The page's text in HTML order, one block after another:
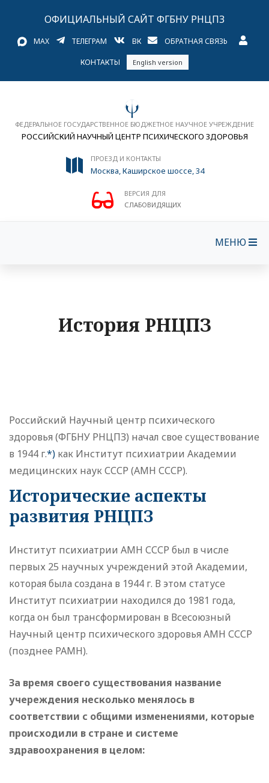
ОФИЦИАЛЬНЫЙ САЙТ ФГБНУ РНЦПЗ
MAX ТЕЛЕГРАМ ВК ОБРАТНАЯ СВЯЗЬ
КОНТАКТЫ English version
ФЕДЕРАЛЬНОЕ ГОСУДАРСТВЕННОЕ БЮДЖЕТНОЕ НАУЧНОЕ УЧРЕЖДЕНИЕ
РОССИЙСКИЙ НАУЧНЫЙ ЦЕНТР ПСИХИЧЕСКОГО ЗДОРОВЬЯ
ПРОЕЗД И КОНТАКТЫ
Москва, Каширское шоссе, 34
ВЕРСИЯ ДЛЯ
СЛАБОВИДЯЩИХ
МЕНЮ
История РНЦПЗ
Российский Научный центр психического
здоровья (ФГБНУ РНЦПЗ) начал свое существование
в 1944 г.*) как Институт психиатрии Академии
медицинских наук СССР (АМН СССР).
Исторические аспекты
развития РНЦПЗ
Институт психиатрии АМН СССР был в числе
первых 25 научных учреждений этой Академии,
которая была создана в 1944 г. В этом статусе
Институт психиатрии находился до 1981 года,
когда он был трансформирован в Всесоюзный
Научный центр психического здоровья АМН СССР
(позднее РАМН).
За время своего существования название
учереждения несколько менялось в
соответствии с общими изменениями, которые
происходили в стране и системе
здравоохранения в целом: